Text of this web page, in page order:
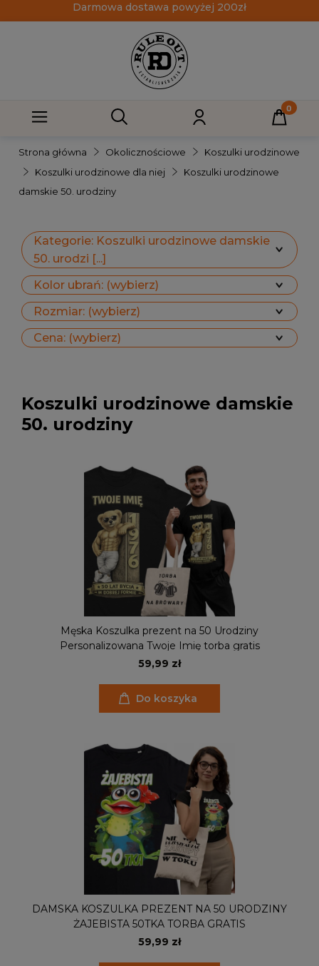
Darmowa dostawa powyżej 200zł
Strona główna Okolicznościowe
Koszulki urodzinowe
Koszulki urodzinowe dla niej
Koszulki urodzinowe
damskie 50. urodziny
Kategorie: Koszulki urodzinowe damskie
50. urodzi [...]
Kolor ubrań: (wybierz)
Rozmiar: (wybierz)
Cena: (wybierz)
Koszulki urodzinowe damskie
50. urodziny
Męska Koszulka prezent na 50 Urodziny
Personalizowana Twoje Imię torba gratis
59,99 zł
Do koszyka
DAMSKA KOSZULKA PREZENT NA 50 URODZINY
ŻAJEBISTA 50TKA TORBA GRATIS
59,99 zł